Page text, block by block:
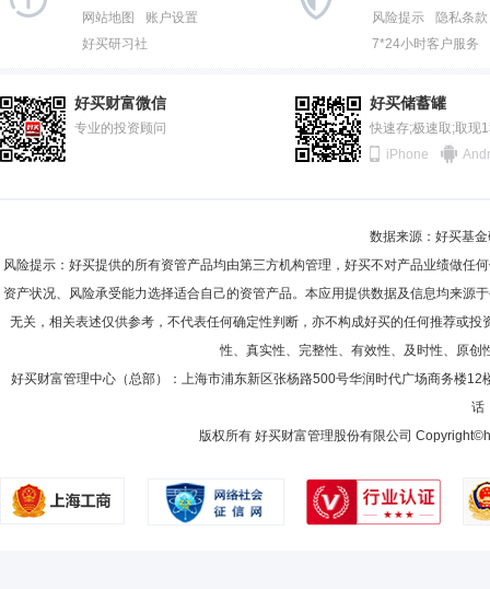
网站地图
账户设置
好买研习社
风险提示
隐私条款
7*24小时客户服务
好买财富微信
专业的投资顾问
好买储蓄罐
快速存;极速取;取现
iPhone
数据来源：好买基
风险提示：好买提供的所有资管产品均由第三方机构管理，好买不对产品业绩做
资产状况、风险承受能力选择适合自己的资管产品。本应用提供数据及信息均来
无关，相关表述仅供参考，不代表任何确定性判断，亦不构成好买的任何推荐或
性、真实性、完整性、有效性、及时性、原
好买财富管理中心（总部）：上海市浦东新区张杨路500号华润时代广场商务楼12
话
版权所有 好买财富管理股份有限公司